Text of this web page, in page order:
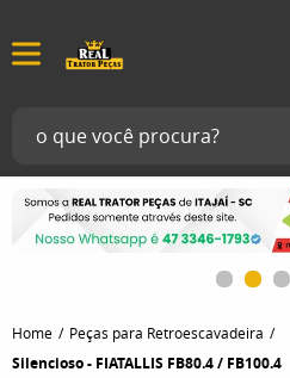
Home Peças para Retroescavadeira
Silencioso - FIATALLIS FB80.4 / FB100.4